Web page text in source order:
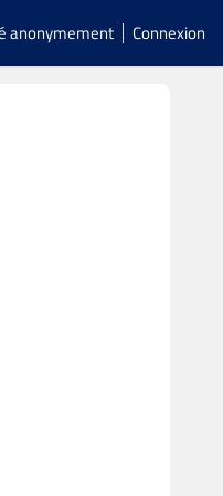
anonymement Connexion